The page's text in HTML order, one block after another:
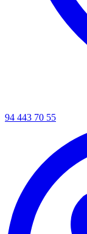
94 443 70 55